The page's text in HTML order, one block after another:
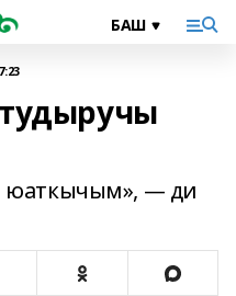
юаткычым», — ди